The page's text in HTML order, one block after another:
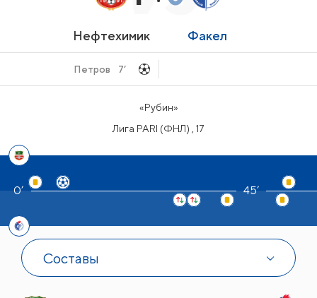
Нефтехимик Факел
7’
Петров
«Рубин»
Лига PARI (ФНЛ) , 17
45’
Составы